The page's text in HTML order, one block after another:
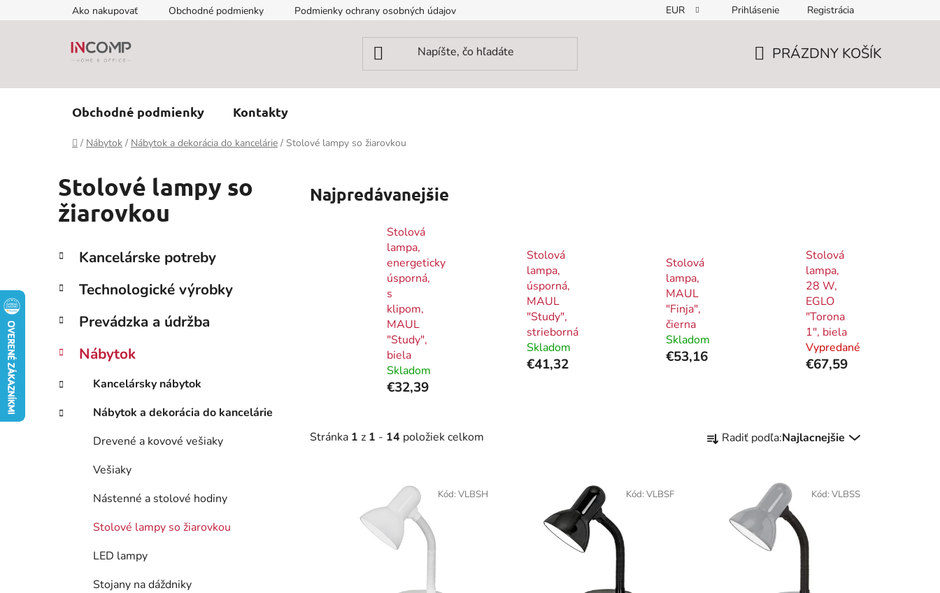
na
Ako nakupovať Obchodné podmienky Podmienky ochrany osobných údajov EUR Prihlásenie Registrácia
PRÁZDNY KOŠÍK
Obchodné podmienky Kontakty
Domov
/ Nábytok / Nábytok a dekorácia do kancelárie / Stolové lampy so žiarovkou
Stolové lampy so
žiarovkou
B
č
ý
a
n
e
l
Preskočiť
kategórie
K
a
e
ó
i
Kancelárske potreby
Technologické výrobky
Prevádzka a údržba
Nábytok
Kancelársky nábytok
Nábytok a dekorácia do kancelárie
Drevené a kovové vešiaky
Vešiaky
Nástenné a stolové hodiny
Stolové lampy so žiarovkou
LED lampy
Stojany na dáždniky
Najpredávanejšie
Stolová
lampa,
energeticky
úsporná,
s
klipom,
MAUL
"Study",
biela
Skladom
€32,39
Stolová
lampa,
úsporná,
MAUL
"Study",
strieborná
Skladom
€41,32
Stolová
lampa,
MAUL
"Finja",
čierna
Skladom
€53,16
Stolová
lampa,
28 W,
EGLO
"Torona
1", biela
Vypredané
€67,59
Stránka 1 z 1 - 14 položiek celkom
a Radiť podľa:Najlacnejšie
Kód: VLBSH Kód: VLBSF Kód: VLBSS